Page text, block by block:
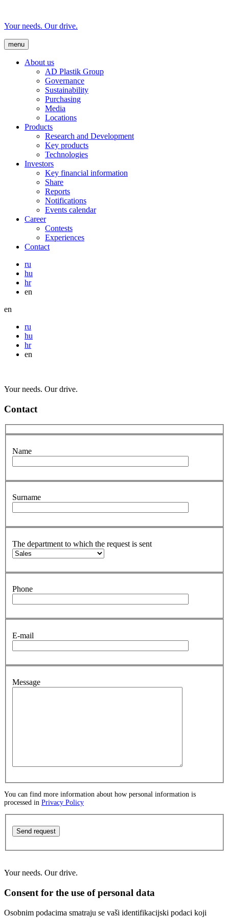
Your needs. Our drive.
menu
About us
AD Plastik Group
Governance
Sustainability
Purchasing
Media
Locations
Products
Research and Development
Key products
Technologies
Investors
Key financial information
Share
Reports
Notifications
Events calendar
Career
Contests
Experiences
Contact
ru
hu
hr
en
en
ru
hu
hr
en
Your needs. Our drive.
Contact
Name
Surname
The department to which the request is sent
Phone
E-mail
Message
You can find more information about how personal information is
processed in Privacy Policy
Send request
Your needs. Our drive.
Consent for the use of personal data
Osobnim podacima smatraju se vaši identifikacijski podaci koji